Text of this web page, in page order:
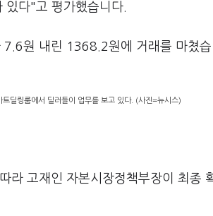
다"고 평가했습니다.
원 내린 1368.2원에 거래를 마쳤습
딜링룸에서 딜러들이 업무를 보고 있다. (사진=뉴시스)
라 고재인 자본시장정책부장이 최종